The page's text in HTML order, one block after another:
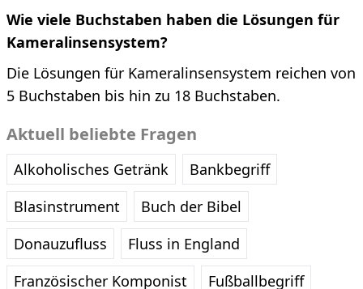
Wie viele Buchstaben haben die Lösungen für
Kameralinsensystem?
Die Lösungen für Kameralinsensystem reichen von
5 Buchstaben bis hin zu 18 Buchstaben.
Aktuell beliebte Fragen
Alkoholisches Getränk
Bankbegriff
Blasinstrument
Buch der Bibel
Donauzufluss
Fluss in England
Französischer Komponist
Fußballbegriff